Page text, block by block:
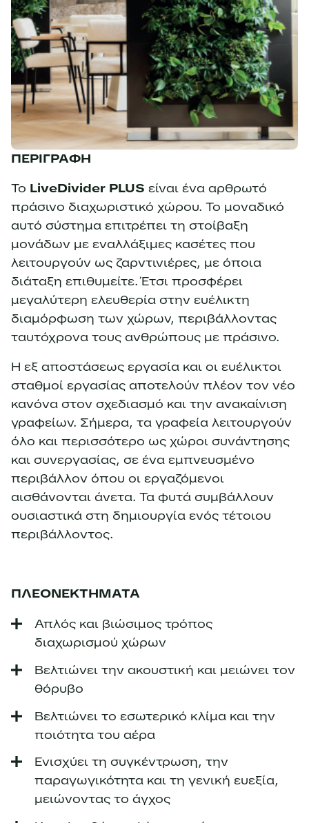
ΠΕΡΙΓΡΑΦΗ
Το LiveDivider PLUS είναι ένα αρθρωτό
πράσινο διαχωριστικό χώρου. Το μοναδικό
αυτό σύστημα επιτρέπει τη στοίβαξη
μονάδων με εναλλάξιμες κασέτες που
λειτουργούν ως ζαρντινιέρες, με όποια
διάταξη επιθυμείτε. Έτσι προσφέρει
μεγαλύτερη ελευθερία στην ευέλικτη
διαμόρφωση των χώρων, περιβάλλοντας
ταυτόχρονα τους ανθρώπους με πράσινο.
Η εξ αποστάσεως εργασία και οι ευέλικτοι
σταθμοί εργασίας αποτελούν πλέον τον νέο
κανόνα στον σχεδιασμό και την ανακαίνιση
γραφείων. Σήμερα, τα γραφεία λειτουργούν
όλο και περισσότερο ως χώροι συνάντησης
και συνεργασίας, σε ένα εμπνευσμένο
περιβάλλον όπου οι εργαζόμενοι
αισθάνονται άνετα. Τα φυτά συμβάλλουν
ουσιαστικά στη δημιουργία ενός τέτοιου
περιβάλλοντος.
ΠΛΕΟΝΕΚΤΗΜΑΤΑ
Απλός και βιώσιμος τρόπος
διαχωρισμού χώρων
Βελτιώνει την ακουστική και μειώνει τον
θόρυβο
Βελτιώνει το εσωτερικό κλίμα και την
ποιότητα του αέρα
Ενισχύει τη συγκέντρωση, την
παραγωγικότητα και τη γενική ευεξία,
μειώνοντας το άγχος